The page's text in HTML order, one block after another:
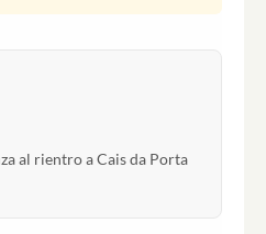
al rientro a Cais da Porta